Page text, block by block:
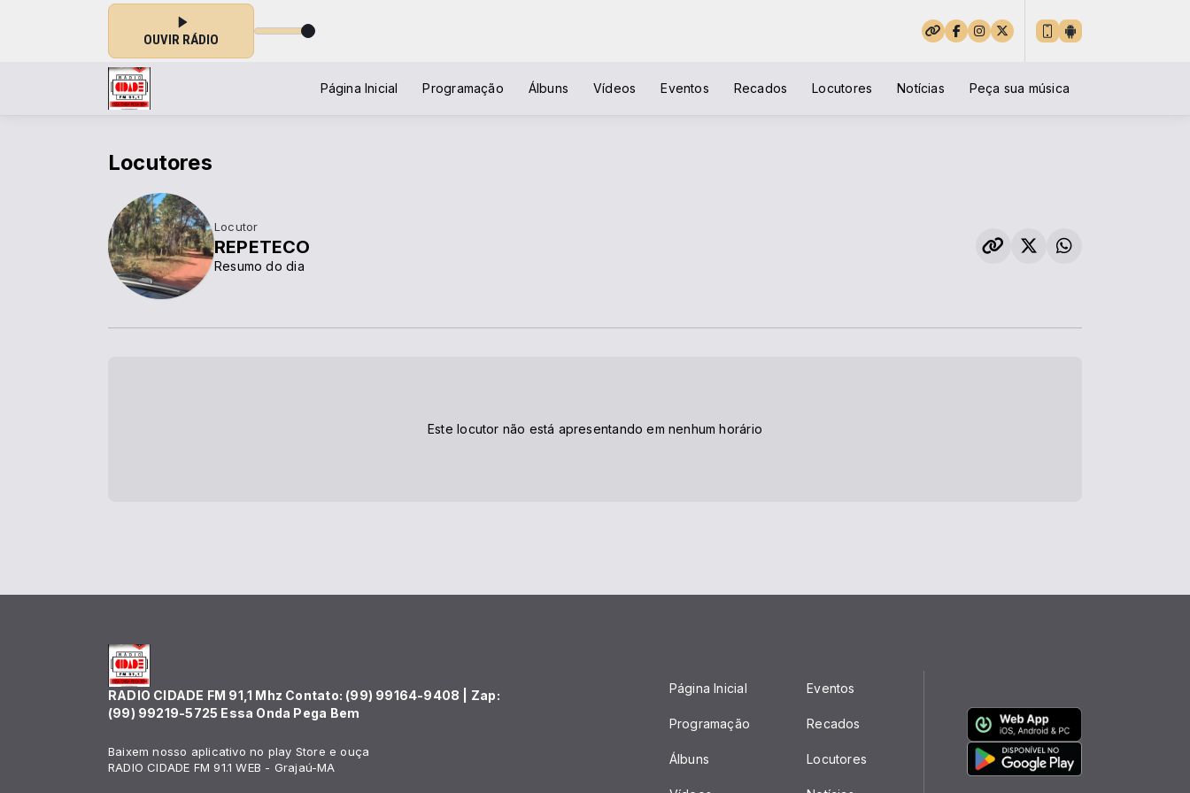
OUVIR RÁDIO
Página Inicial Programação Álbuns Vídeos Eventos Recados Locutores Notícias Peça sua música
Locutores
Locutor
REPETECO
Resumo do dia
Este locutor não está apresentando em nenhum horário
RADIO CIDADE FM 91,1 Mhz Contato: (99) 99164-9408 | Zap:
(99) 99219-5725 Essa Onda Pega Bem
Baixem nosso aplicativo no play Store e ouça
RADIO CIDADE FM 91.1 WEB - Grajaú-MA
Página Inicial
Programação
Álbuns
Eventos
Recados
Locutores